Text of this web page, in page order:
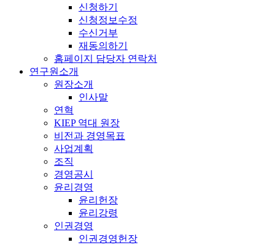
신청하기
신청정보수정
수신거부
재동의하기
홈페이지 담당자 연락처
연구원소개
원장소개
인사말
연혁
KIEP 역대 원장
비전과 경영목표
사업계획
조직
경영공시
윤리경영
윤리헌장
윤리강령
인권경영
인권경영헌장